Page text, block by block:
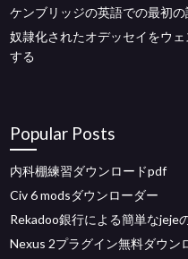
ケンブリッジの英語での最初
奴隷化されたオデッセイをウ
する
Popular Posts
内科棚練習ダウンロードpdf
Civ 6 modsダウンローダー
Rekadoo銀行による簡単なjeje
Nexus 2プラグイン無料ダウン